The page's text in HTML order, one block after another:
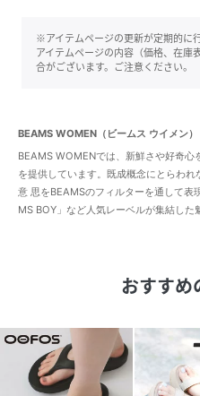
※アイテムページの更新が定期的に
アイテムページの内容（価格、在庫
合がございます。ご注意ください。
BEAMS WOMEN（ビームス ウイメン）
BEAMS WOMENでは、新鮮さや好奇
を提供しています。既成概念にとらわ
意 思をBEAMSのフィルターを通して表
MS BOY」など人気レーベルが集結した
おすすめ